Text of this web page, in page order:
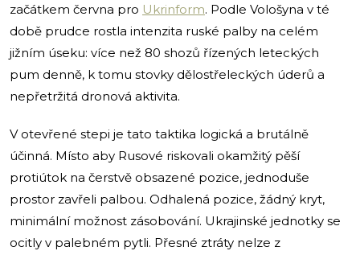
začátkem června pro Ukrinform. Podle Vološyna v té
době prudce rostla intenzita ruské palby na celém
jižním úseku: více než 80 shozů řízených leteckých
pum denně, k tomu stovky dělostřeleckých úderů a
nepřetržitá dronová aktivita.
V otevřené stepi je tato taktika logická a brutálně
účinná. Místo aby Rusové riskovali okamžitý pěší
protiútok na čerstvě obsazené pozice, jednoduše
prostor zavřeli palbou. Odhalená pozice, žádný kryt,
minimální možnost zásobování. Ukrajinské jednotky se
ocitly v palebném pytli. Přesné ztráty nelze z